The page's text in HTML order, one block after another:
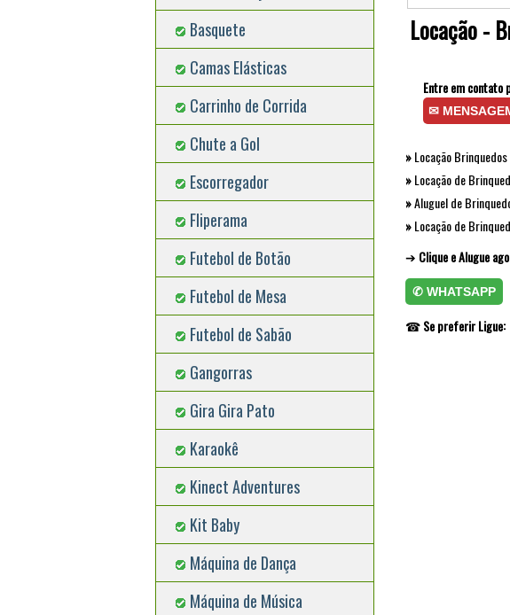
Locação -
Entre em contato
✉
»Locação
»Locação de
»Aluguel de
»Locação de
➔ Clique e Alugue
✆ WHATSAPP
☎Se preferir Ligue:
Basquete
Camas Elásticas
Carrinho de Corrida
Chute a Gol
Escorregador
Fliperama
Futebol de Botão
Futebol de Mesa
Futebol de Sabão
Gangorras
Gira Gira Pato
Karaokê
Kinect Adventures
Kit Baby
Máquina de Dança
Máquina de Música